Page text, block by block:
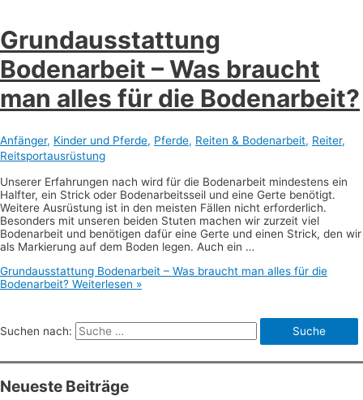
Grundausstattung
Bodenarbeit – Was braucht
man alles für die Bodenarbeit?
Anfänger, Kinder und Pferde, Pferde, Reiten & Bodenarbeit, Reiter,
Reitsportausrüstung
Unserer Erfahrungen nach wird für die Bodenarbeit mindestens ein
Halfter, ein Strick oder Bodenarbeitsseil und eine Gerte benötigt.
Weitere Ausrüstung ist in den meisten Fällen nicht erforderlich.
Besonders mit unseren beiden Stuten machen wir zurzeit viel
Bodenarbeit und benötigen dafür eine Gerte und einen Strick, den wir
als Markierung auf dem Boden legen. Auch ein …
Grundausstattung Bodenarbeit – Was braucht man alles für die
Bodenarbeit? Weiterlesen »
Suchen nach:
Neueste Beiträge